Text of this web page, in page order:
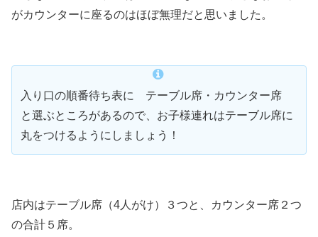
がカウンターに座るのはほぼ無理だと思いました。
入り口の順番待ち表に テーブル席・カウンター席
と選ぶところがあるので、お子様連れはテーブル席に
丸をつけるようにしましょう！
店内はテーブル席（4人がけ）３つと、カウンター席２つ
の合計５席。